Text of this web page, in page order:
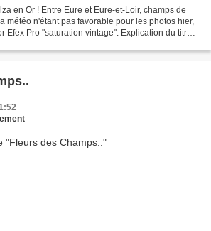
en Or ! Entre Eure et Eure-et-Loir, champs de
météo n'étant pas favorable pour les photos hier,
Efex Pro "saturation vintage". Explication du titre